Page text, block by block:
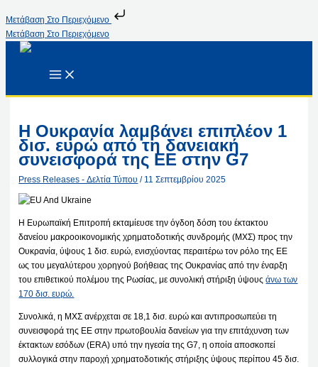
Μετάβαση Στο Περιεχόμενο
Μετάβαση Στο Περιεχόμενο
Η Ουκρανία λαμβάνει επιπλέον 1
δισ. ευρώ από τη δανειακή
συνεισφορά της ΕΕ στην G7
Press Releases - Δελτία Τύπου / 11 Σεπτεμβρίου 2025
Η Ευρωπαϊκή Επιτροπή εκταμίευσε την όγδοη δόση του έκτακτου
δανείου μακροοικονομικής χρηματοδοτικής συνδρομής (ΜΧΣ) προς την
Ουκρανία, ύψους 1 δισ. ευρώ, ενισχύοντας περαιτέρω τον ρόλο της ΕΕ
ως του μεγαλύτερου χορηγού βοήθειας της Ουκρανίας από την έναρξη
του επιθετικού πολέμου της Ρωσίας, με συνολική στήριξη ύψουςάνω των
170 δισ. ευρώ.
Συνολικά, η ΜΧΣ ανέρχεται σε 18,1 δισ. ευρώ και αντιπροσωπεύει τη
συνεισφορά της ΕΕ στην πρωτοβουλία δανείων για την επιτάχυνση των
έκτακτων εσόδων (ERA) υπό την ηγεσία της G7, η οποία αποσκοπεί
συλλογικά στην παροχή χρηματοδοτικής στήριξης ύψους περίπου 45 δισ.